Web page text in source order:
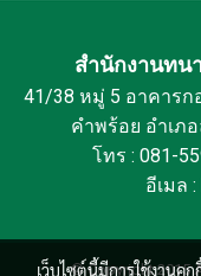
สำนักงานทน
41/38 หมู่ 5 อาคาร
คำพร้อย อำเภ
โทร : 081-
อีเมล
© Copyright 2015
เว็บไซต์นี้มีการใช้งานคุ